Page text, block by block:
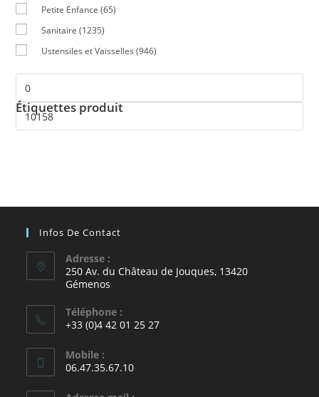
Petite Enfance (65)
Sanitaire (1235)
Ustensiles et Vaisselles (946)
Étiquettes produit
Infos De Contact
Adresse :
250 Av. du Château de Jouques, 13420
Gémenos
Téléphone :
+33 (0)4 42 01 25 27
Mobile :
06.47.35.67.10